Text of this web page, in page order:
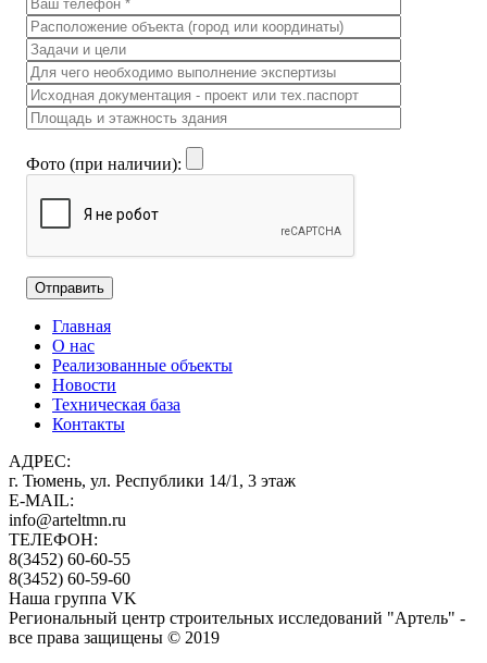
Фото (при наличии):
Главная
О нас
Реализованные объекты
Новости
Техническая база
Контакты
АДРЕС:
г. Тюмень, ул. Республики 14/1, 3 этаж
E-MAIL:
info@arteltmn.ru
ТЕЛЕФОН:
8(3452) 60-60-55
8(3452) 60-59-60
Наша группа VK
Региональный центр строительных исследований "Артель" -
все права защищены © 2019